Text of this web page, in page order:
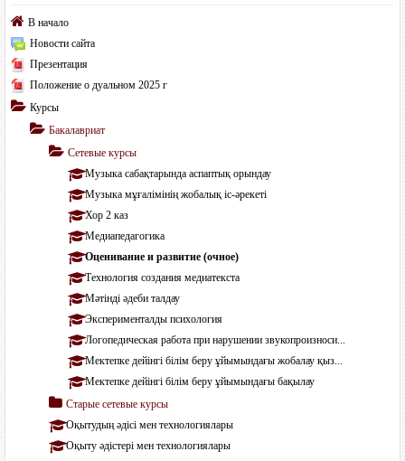
В начало
Новости сайта
Презентация
Положение о дуальном 2025 г
Курсы
Бакалавриат
Сетевые курсы
Музыка сабақтарында аспаптық орындау
Музыка мұғалімінің жобалық іс-әрекеті
Хор 2 каз
Медиапедагогика
Оценивание и развитие (очное)
Технология создания медиатекста
Мәтінді әдеби талдау
Эксперименталды психология
Логопедическая работа при нарушении звукопроизноси...
Мектепке дейінгі білім беру ұйымындағы жобалау қыз...
Мектепке дейінгі білім беру ұйымындағы бақылау
Старые сетевые курсы
Оқытудың әдісі мен технологиялары
Оқыту әдістері мен технологиялары